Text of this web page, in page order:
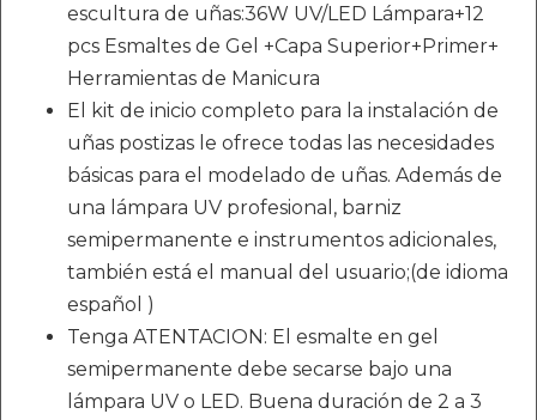
escultura de uñas:36W UV/LED Lámpara+12
pcs Esmaltes de Gel +Capa Superior+Primer+
Herramientas de Manicura
El kit de inicio completo para la instalación de
uñas postizas le ofrece todas las necesidades
básicas para el modelado de uñas. Además de
una lámpara UV profesional, barniz
semipermanente e instrumentos adicionales,
también está el manual del usuario;(de idioma
español )
Tenga ATENTACION: El esmalte en gel
semipermanente debe secarse bajo una
lámpara UV o LED. Buena duración de 2 a 3